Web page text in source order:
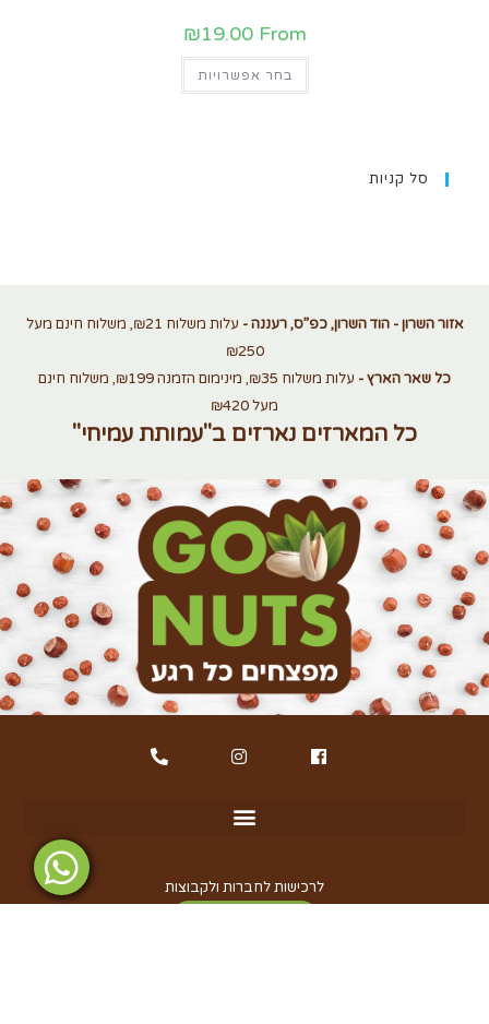
From
₪19.00
בחר אפשרויות
סל קניות
אזור השרון - הוד השרון, כפ”ס, רעננה -
עלות משלוח ₪21, משלוח חינם מעל
₪250
כל שאר הארץ -
עלות משלוח ₪35, מינימום הזמנה ₪199, משלוח חינם
מעל ₪420
כל המארזים נארזים ב"עמותת עמיחי"
לרכישות לחברות ולקבוצות